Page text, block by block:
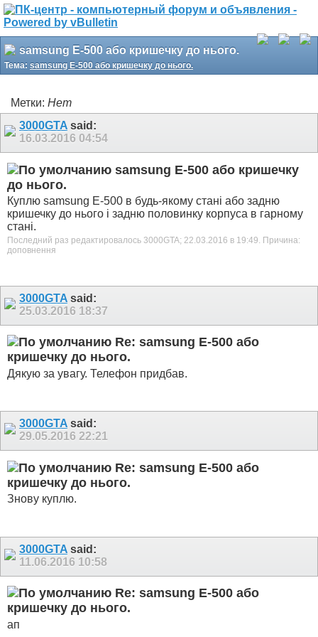
samsung E-500 або кришечку до нього.
Тема: samsung E-500 або кришечку до нього.
Метки: Нет
3000GTA said:
16.03.2016 04:54
samsung E-500 або кришечку
до нього.
Куплю samsung E-500 в будь-якому стані або задню
кришечку до нього і задню половинку корпуса в гарному
стані.
Последний раз редактировалось 3000GTA; 22.03.2016 в 19:49. Причина:
доповнення
3000GTA said:
25.03.2016 18:37
Re: samsung E-500 або
кришечку до нього.
Дякую за увагу. Телефон придбав.
3000GTA said:
29.05.2016 22:21
Re: samsung E-500 або
кришечку до нього.
Знову куплю.
3000GTA said:
11.06.2016 10:58
Re: samsung E-500 або
кришечку до нього.
ап